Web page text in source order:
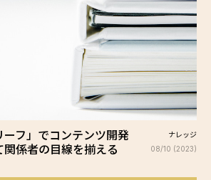
ーフ」でコンテンツ開発
係者の目線を揃える
ナレッジ
08/10 (2023)